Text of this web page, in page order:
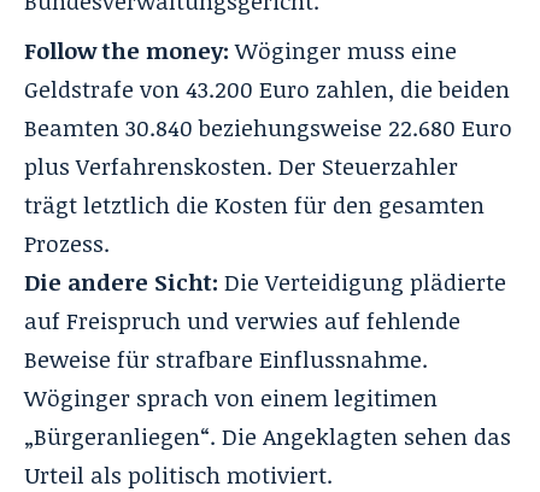
Follow the money:Wöginger muss eine
Geldstrafe von 43.200 Euro zahlen, die beiden
Beamten 30.840 beziehungsweise 22.680 Euro
plus Verfahrenskosten. Der Steuerzahler
trägt letztlich die Kosten für den gesamten
Prozess.
Die andere Sicht: Die Verteidigung plädierte
auf Freispruch und verwies auf fehlende
Beweise für strafbare Einflussnahme.
Wöginger sprach von einem legitimen
„Bürgeranliegen“. Die Angeklagten sehen das
Urteil als politisch motiviert.